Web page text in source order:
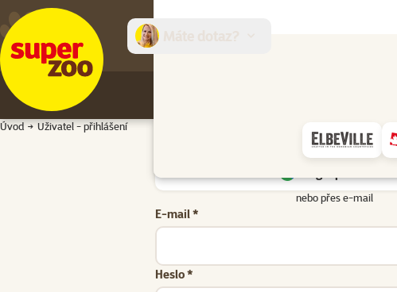
Úvod Uživatel - přihlášení
nebo přes e-mail
E-mail *
Heslo *